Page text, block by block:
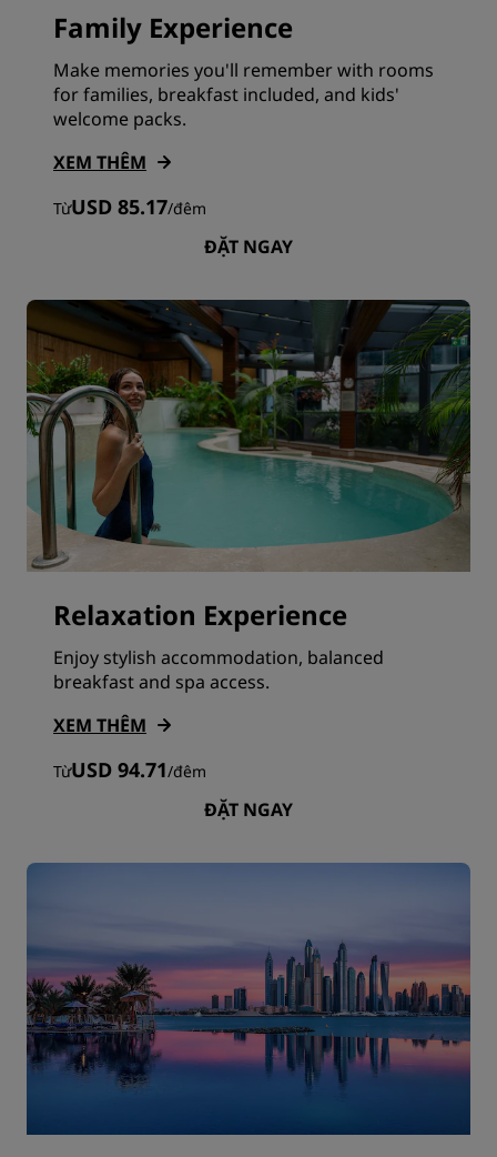
Family Experience
Make memories you'll remember with rooms
for families, breakfast included, and kids'
welcome packs.
XEM THÊM
TừUSD 85.17/đêm
ĐẶT NGAY
Relaxation Experience
Enjoy stylish accommodation, balanced
breakfast and spa access.
XEM THÊM
TừUSD 94.71/đêm
ĐẶT NGAY